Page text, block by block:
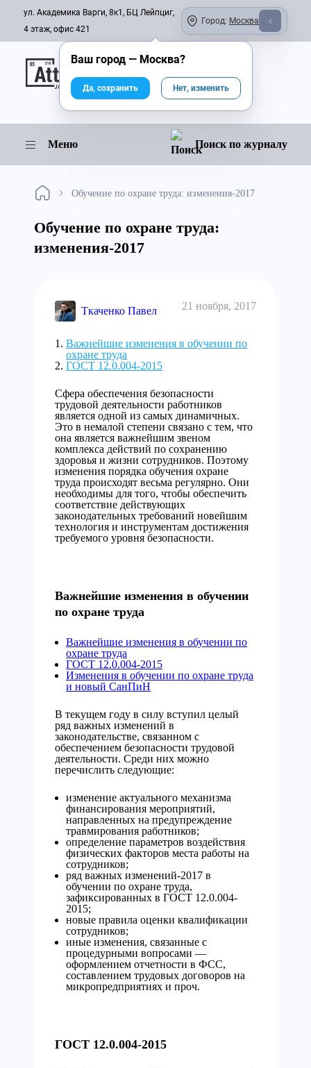
ул. Академика Варги, 8к1, БЦ Лейпциг,
4 этаж, офис 421
Город: Москва
Онлайн-журнал
Меню Поиск по журналу
Обучение по охране труда: изменения-2017
Обучение по охране труда:
изменения-2017
Ткаченко Павел 21 ноября, 2017
Важнейшие изменения в обучении по
охране труда
ГОСТ 12.0.004-2015
Сфера обеспечения безопасности
трудовой деятельности работников
является одной из самых динамичных.
Это в немалой степени связано с тем, что
она является важнейшим звеном
комплекса действий по сохранению
здоровья и жизни сотрудников. Поэтому
изменения порядка обучения охране
труда происходят весьма регулярно. Они
необходимы для того, чтобы обеспечить
соответствие действующих
законодательных требований новейшим
технология и инструментам достижения
требуемого уровня безопасности.
Важнейшие изменения в обучении
по охране труда
Важнейшие изменения в обучении по
охране труда
ГОСТ 12.0.004-2015
Изменения в обучении по охране труда
и новый СанПиН
В текущем году в силу вступил целый
ряд важных изменений в
законодательстве, связанном с
обеспечением безопасности трудовой
деятельности. Среди них можно
перечислить следующие:
изменение актуального механизма
финансирования мероприятий,
направленных на предупреждение
травмирования работников;
определение параметров воздействия
физических факторов места работы на
сотрудников;
ряд важных изменений-2017 в
обучении по охране труда,
зафиксированных в ГОСТ 12.0.004-
2015;
новые правила оценки квалификации
сотрудников;
иные изменения, связанные с
процедурными вопросами —
оформлением отчетности в ФСС,
составлением трудовых договоров на
микропредприятиях и проч.
ГОСТ 12.0.004-2015
Ваш город — Москва?
Да, сохранить Нет, изменить